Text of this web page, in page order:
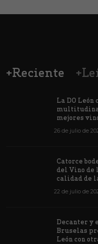
Vino de la DO León para
1181
+Reciente
La DO
mejores
26 de julio de
Catorce
del Vino de
calidad de
22 de julio de
Decanter y
Bruselas
León con